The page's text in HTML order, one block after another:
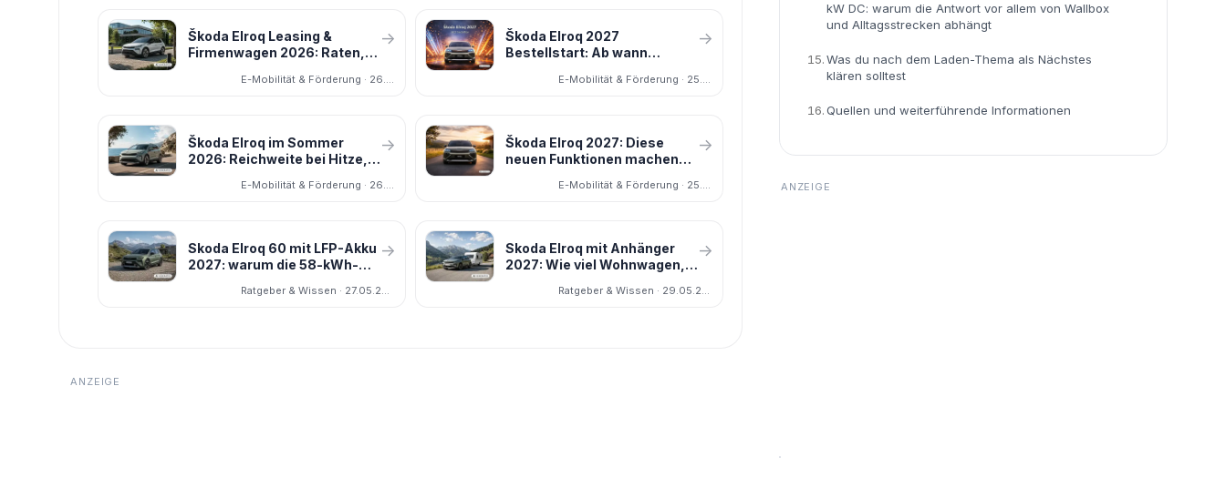
Škoda Elroq Leasing &
Firmenwagen 2026: Raten,
wirklich lohnt
→
E-Mobilität & Förderung · 26.06.2026
Škoda Elroq 2027
Bestellstart: Ab wann
lohnt sich Warten?
→
E-Mobilität & Förderung · 25.03.2026
Škoda Elroq im Sommer
2026: Reichweite bei Hitze,
→
E-Mobilität & Förderung · 26.06.2026
Škoda Elroq 2027: Diese
neuen Funktionen machen
spannender
→
E-Mobilität & Förderung · 25.03.2026
Skoda Elroq 60 mit LFP-Akku
2027: warum die 58-kWh-
bestellbar ist und was sie
→
Ratgeber & Wissen · 27.05.2026
Skoda Elroq mit Anhänger
2027: Wie viel Wohnwagen,
Pferdeanhänger der Elroq
→
Ratgeber & Wissen · 29.05.2026
kW DC: warum die Antwort vor allem von Wallbox
und Alltagsstrecken abhängt
15.Was du nach dem Laden-Thema als Nächstes
klären solltest
16.Quellen und weiterführende Informationen